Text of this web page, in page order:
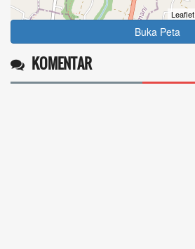
Leaflet
Buka Peta
KOMENTAR